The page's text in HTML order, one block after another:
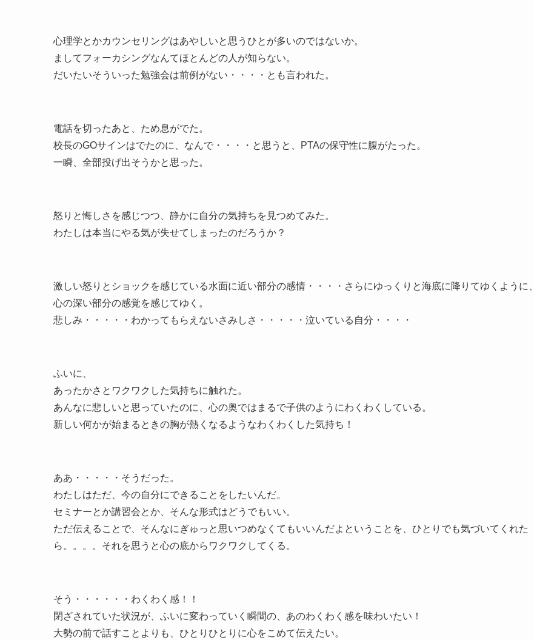
心理学とかカウンセリングはあやしいと思うひとが多いのではないか。
ましてフォーカシングなんてほとんどの人が知らない。
だいたいそういった勉強会は前例がない・・・・とも言われた。
電話を切ったあと、ため息がでた。
校長のGOサインはでたのに、なんで・・・・と思うと、PTAの保守性に腹がたった。
一瞬、全部投げ出そうかと思った。
怒りと悔しさを感じつつ、静かに自分の気持ちを見つめてみた。
わたしは本当にやる気が失せてしまったのだろうか？
激しい怒りとショックを感じている水面に近い部分の感情・・・・さらにゆっくりと海底に降りてゆくように、
心の深い部分の感覚を感じてゆく。
悲しみ・・・・・わかってもらえないさみしさ・・・・・泣いている自分・・・・
ふいに、
あったかさとワクワクした気持ちに触れた。
あんなに悲しいと思っていたのに、心の奥ではまるで子供のようにわくわくしている。
新しい何かが始まるときの胸が熱くなるようなわくわくした気持ち！
ああ・・・・・そうだった。
わたしはただ、今の自分にできることをしたいんだ。
セミナーとか講習会とか、そんな形式はどうでもいい。
ただ伝えることで、そんなにぎゅっと思いつめなくてもいいんだよということを、ひとりでも気づいてくれた
ら。。。。それを思うと心の底からワクワクしてくる。
そう・・・・・・わくわく感！！
閉ざされていた状況が、ふいに変わっていく瞬間の、あのわくわく感を味わいたい！
大勢の前で話すことよりも、ひとりひとりに心をこめて伝えたい。